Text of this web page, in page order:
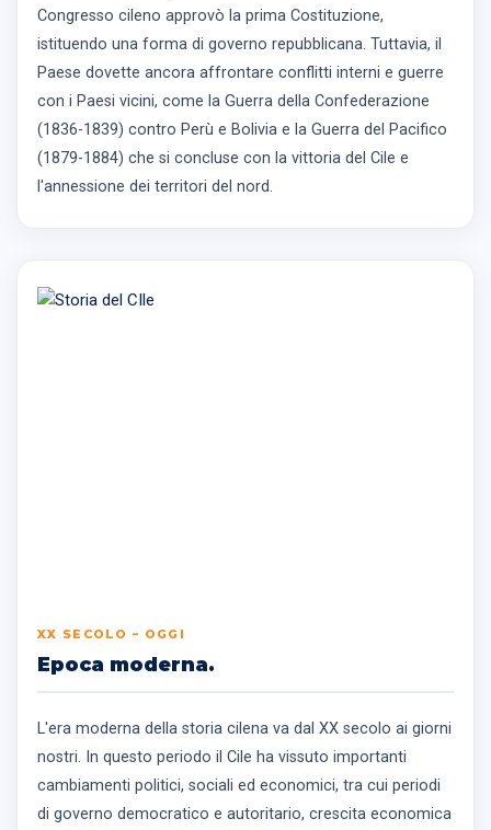
Congresso cileno approvò la prima Costituzione,
istituendo una forma di governo repubblicana. Tuttavia, il
Paese dovette ancora affrontare conflitti interni e guerre
con i Paesi vicini, come la Guerra della Confederazione
(1836-1839) contro Perù e Bolivia e la Guerra del Pacifico
(1879-1884) che si concluse con la vittoria del Cile e
l'annessione dei territori del nord.
XX SECOLO – OGGI
Epoca moderna.
L'era moderna della storia cilena va dal XX secolo ai giorni
nostri. In questo periodo il Cile ha vissuto importanti
cambiamenti politici, sociali ed economici, tra cui periodi
di governo democratico e autoritario, crescita economica